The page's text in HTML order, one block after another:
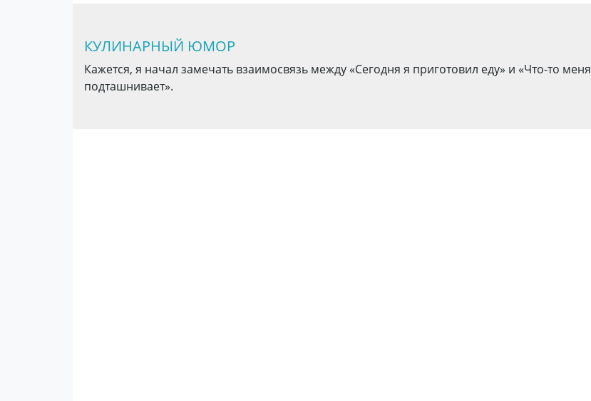
КУЛИНАРНЫЙ ЮМОР
Кажется, я начал замечать взаимосвязь между «Сегодня я приготовил еду» и «Что-то меня
подташнивает».